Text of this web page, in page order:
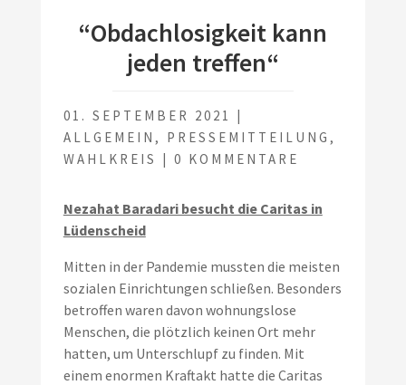
“Obdachlosigkeit kann
jeden treffen“
01. SEPTEMBER 2021 |
ALLGEMEIN , PRESSEMITTEILUNG ,
WAHLKREIS | 0 KOMMENTARE
Nezahat Baradari besucht die Caritas in
Lüdenscheid
Mitten in der Pandemie mussten die meisten
sozialen Einrichtungen schließen. Besonders
betroffen waren davon wohnungslose
Menschen, die plötzlich keinen Ort mehr
hatten, um Unterschlupf zu finden. Mit
einem enormen Kraftakt hatte die Caritas